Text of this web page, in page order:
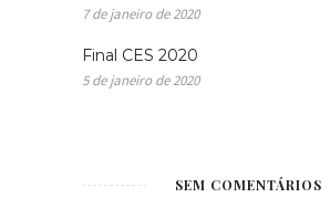
7 de janeiro de 2020
Final CES 2020
5 de janeiro de 2020
SEM COMENTÁRIOS